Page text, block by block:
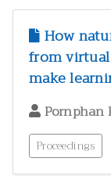
How
from
make
Pornphan
Proceedings
วิทยาศาสตร์ศึกษา
เศรษฐศาสตร์ ธุ
สัตววิทยาและผ
อนุกรมวิธาน
อาหารและโภชนา